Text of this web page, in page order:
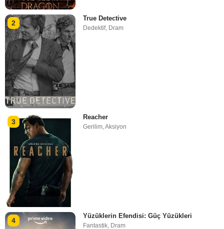
2
True Detective
Dedektif, Dram
3
Reacher
Gerilim,Aksiyon
4
Yüzüklerin Efendisi: Güç Yüzükleri
Fantastik, Dram